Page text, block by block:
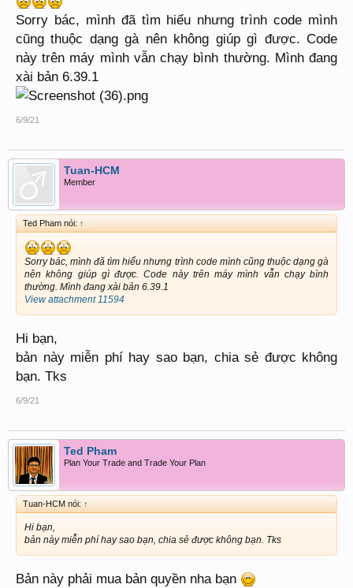
Sorry bác, mình đã tìm hiểu nhưng trình code mình
cũng thuộc dạng gà nên không giúp gì được. Code
này trên máy mình vẫn chạy bình thường. Mình đang
xài bản 6.39.1
6/9/21
Tuan-HCM
Member
Ted Pham nói: ↑
Sorry bác, mình đã tìm hiểu nhưng trình code mình cũng thuộc dạng gà
nên không giúp gì được. Code này trên máy mình vẫn chạy bình
thường. Mình đang xài bản 6.39.1
View attachment 11594
Hi bạn,
bản này miễn phí hay sao bạn, chia sẻ được không
bạn. Tks
6/9/21
Ted Pham
Plan Your Trade and Trade Your Plan
Tuan-HCM nói: ↑
Hi bạn,
bản này miễn phí hay sao bạn, chia sẻ được không bạn. Tks
Bản này phải mua bản quyền nha bạn